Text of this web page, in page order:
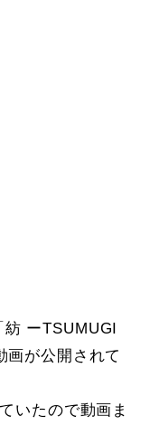
ーTSUMUGI
画が公開されて
いたので動画ま